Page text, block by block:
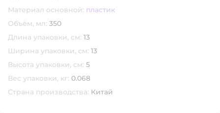
Материал основной: пластик
Объём, мл: 350
Длина упаковки, см: 13
Ширина упаковки, см: 13
Высота упаковки, см: 5
Вес упаковки, кг: 0.068
Страна производства: Китай